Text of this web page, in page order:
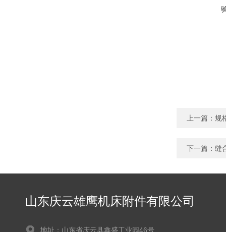
上一篇： 规
下一篇： 缝
山东庆云雄鹰机床附件有限公司
地址：山东省庆云县鑫盛工业园46号